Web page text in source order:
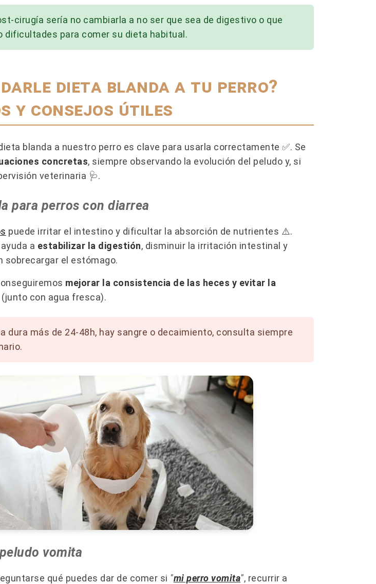
MI PERRO TOSE COMO SI
TUVIERA ALGO ATORADO EN LA
2 comentarios
¿Tu perro tose como si se estuviera
ahogando? Puede parecer un
otras causas detrás...
Leer más
PERROS EN 2026: MARCAS QUE
👉 ¿Buscas el mejor pienso para tu
perrete? 🐶✨ No te dejes llevar por las
cirugía sería no cambiarla a no ser que sea de digestivo o que
dificultades para comer su dieta habitual.
darle dieta blanda a tu perro?
y consejos útiles
blanda a nuestro perro es clave para usarla correctamente ✅​. Se
concretas, siempre observando la evolución del peludo y, si
veterinaria 🩺.
para perros con diarrea
puede irritar el intestino y dificultar la absorción de nutrientes ⚠️.
a estabilizar la digestión, disminuir la irritación intestinal y
sobrecargar el estómago.
mejorar la consistencia de las heces y evitar la
(junto con agua fresca).
dura más de 24-48h, hay sangre o decaimiento, consulta siempre
vomita
qué puedes dar de comer si "mi perro vomita", recurrir a